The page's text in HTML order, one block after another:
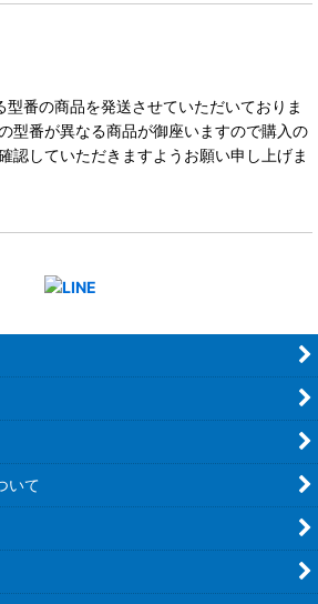
番の商品を発送させていただいておりま
型番が異なる商品が御座いますので購入の
認していただきますようお願い申し上げま
いて